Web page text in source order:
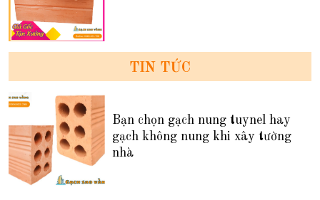
TIN TỨC
Bạn chọn gạch nung tuynel hay
gạch không nung khi xây tường
nhà